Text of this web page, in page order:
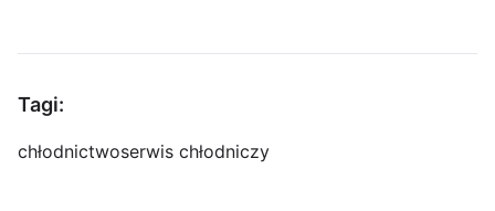
Tagi:
chłodnictwoserwis chłodniczy